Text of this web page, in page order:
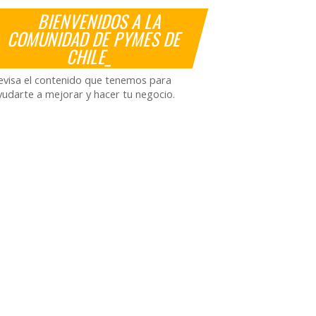
BIENVENIDOS A LA
COMUNIDAD DE PYMES DE
CHILE_
el contenido que tenemos para
a mejorar y hacer tu negocio.